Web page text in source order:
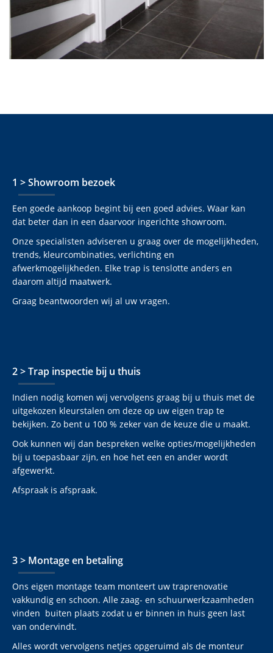
1 > Showroom bezoek
Een goede aankoop begint bij een goed advies. Waar kan
dat beter dan in een daarvoor ingerichte showroom.
Onze specialisten adviseren u graag over de mogelijkheden,
trends, kleurcombinaties, verlichting en
afwerkmogelijkheden. Elke trap is tenslotte anders en
daarom altijd maatwerk.
Graag beantwoorden wij al uw vragen.
2 > Trap inspectie bij u thuis
Indien nodig komen wij vervolgens graag bij u thuis met de
uitgekozen kleurstalen om deze op uw eigen trap te
bekijken. Zo bent u 100 % zeker van de keuze die u maakt.
Ook kunnen wij dan bespreken welke opties/mogelijkheden
bij u toepasbaar zijn, en hoe het een en ander wordt
afgewerkt.
Afspraak is afspraak.
3 > Montage en betaling
Ons eigen montage team monteert uw traprenovatie
vakkundig en schoon. Alle zaag- en schuurwerkzaamheden
vinden buiten plaats zodat u er binnen in huis geen last
van ondervindt.
Alles wordt vervolgens netjes opgeruimd als de monteur